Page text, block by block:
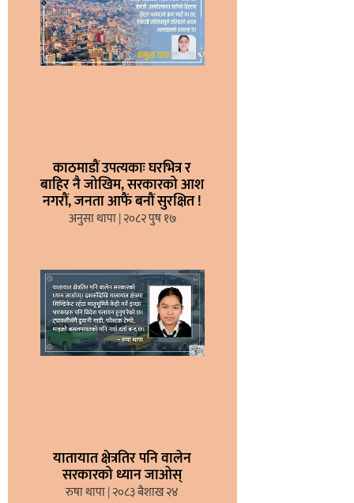
काठमाडौं उपत्यकाः घरभित्र र
बाहिर नै जोखिम, सरकारको आश
नगरौं, जनता आफैं बनौं सुरक्षित !
अनुसा थापा २०८२ पुष १७
यातायात क्षेत्रतिर पनि वालेन
सरकारको ध्यान जाओस्
रुषा थापा २०८३ बैशाख २४